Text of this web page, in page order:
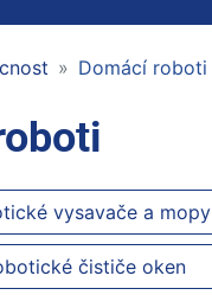
Domácí roboti
vysavače a mopy
čističe oken